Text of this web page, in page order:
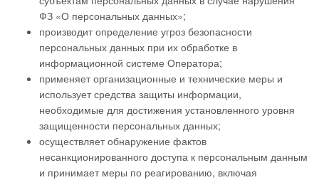
ФЗ «О персональных данных»;
производит определение угроз безопасности
персональных данных при их обработке в
информационной системе Оператора;
применяет организационные и технические меры и
использует средства защиты информации,
необходимые для достижения установленного уровня
защищенности персональных данных;
осуществляет обнаружение фактов
несанкционированного доступа к персональным данным
и принимает меры по реагированию, включая